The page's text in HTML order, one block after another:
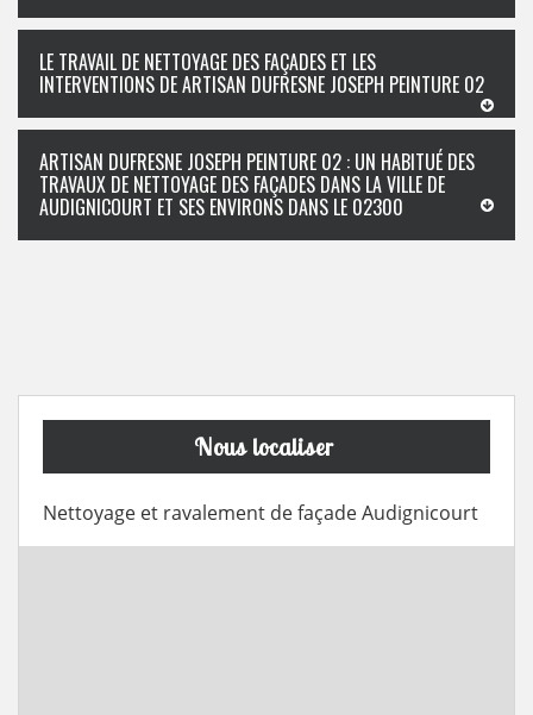
LE TRAVAIL DE NETTOYAGE DES FAÇADES ET LES
INTERVENTIONS DE ARTISAN DUFRESNE JOSEPH PEINTURE 02
ARTISAN DUFRESNE JOSEPH PEINTURE 02 : UN HABITUÉ DES
TRAVAUX DE NETTOYAGE DES FAÇADES DANS LA VILLE DE
AUDIGNICOURT ET SES ENVIRONS DANS LE 02300
Nous localiser
Nettoyage et ravalement de façade Audignicourt